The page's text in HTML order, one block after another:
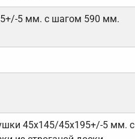
5 мм. с шагом 590 мм.
45х145/45х195+/-5 мм. с